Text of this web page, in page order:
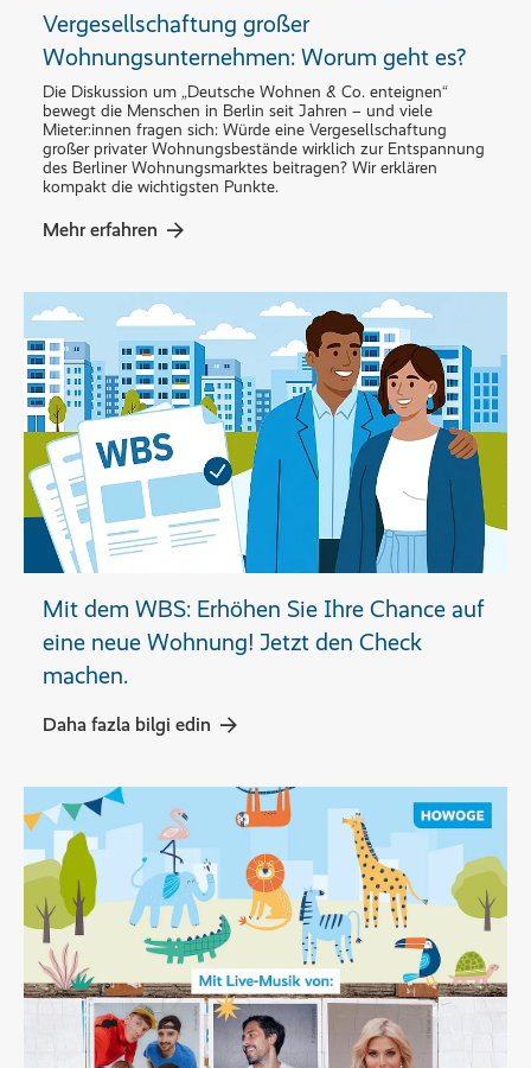
Vergesellschaftung großer
Wohnungsunternehmen: Worum geht es?
Die Diskussion um „Deutsche Wohnen & Co. enteignen“
bewegt die Menschen in Berlin seit Jahren – und viele
Mieter:innen fragen sich: Würde eine Vergesellschaftung
großer privater Wohnungsbestände wirklich zur Entspannung
des Berliner Wohnungsmarktes beitragen? Wir erklären
kompakt die wichtigsten Punkte.
Mehr erfahren
Mit dem WBS: Erhöhen Sie Ihre Chance auf
eine neue Wohnung! Jetzt den Check
machen.
Daha fazla bilgi edin